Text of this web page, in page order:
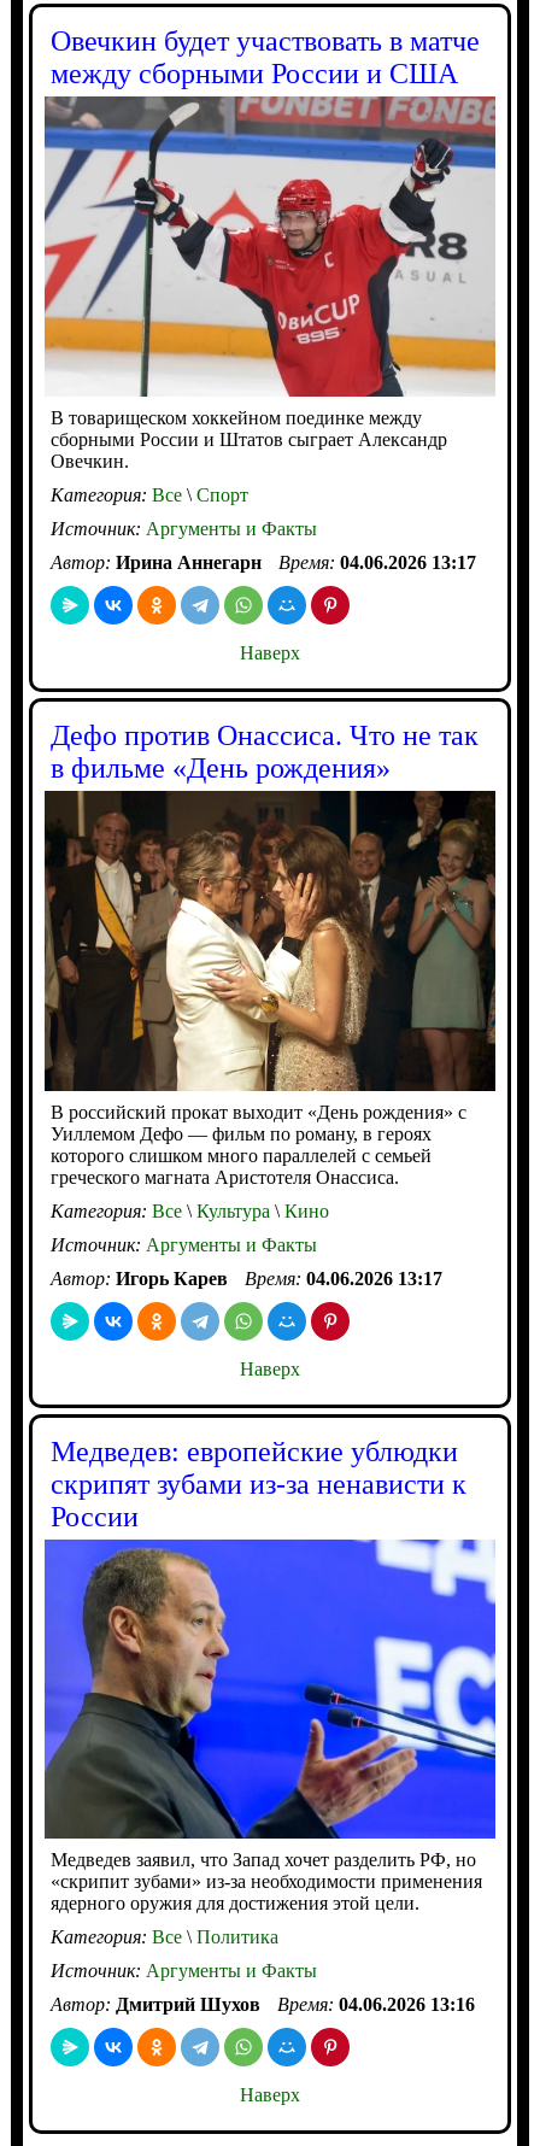
Овечкин будет участвовать в матче
между сборными России и США
В товарищеском хоккейном поединке между
сборными России и Штатов сыграет Александр
Овечкин.
Категория: Все\Спорт
Источник: Аргументы и Факты
Автор: Ирина Аннегарн Время: 04.06.2026 13:17
Наверх
Дефо против Онассиса. Что не так
в фильме «День рождения»
В российский прокат выходит «День рождения» с
Уиллемом Дефо — фильм по роману, в героях
которого слишком много параллелей с семьей
греческого магната Аристотеля Онассиса.
Категория: Все\Культура \Кино
Источник: Аргументы и Факты
Автор: Игорь Карев Время: 04.06.2026 13:17
Наверх
Медведев: европейские ублюдки
скрипят зубами из-за ненависти к
России
Медведев заявил, что Запад хочет разделить РФ, но
«скрипит зубами» из-за необходимости применения
ядерного оружия для достижения этой цели.
Категория: Все\Политика
Источник: Аргументы и Факты
Автор: Дмитрий Шухов Время: 04.06.2026 13:16
Наверх